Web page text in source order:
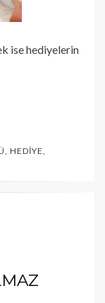
ise hediyelerin
, HEDIYE,